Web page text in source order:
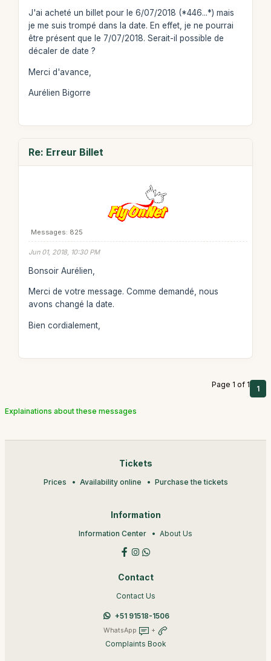
J'ai acheté un billet pour le 6/07/2018 (*446...*) mais
je me suis trompé dans la date. En effet, je ne pourrai
être présent que le 7/07/2018. Serait-il possible de
décaler de date ?
Merci d'avance,
Aurélien Bigorre
Re: Erreur Billet
Messages: 825
Jun 01, 2018, 10:30 PM
Bonsoir Aurélien,
Merci de votre message. Comme demandé, nous
avons changé la date.
Bien cordialement,
Page 1 of 1 1
Explainations about these messages
Tickets
Prices Availability online Purchase the tickets
Information
Information Center About Us
Contact
Contact Us
+51 91518-1506
WhatsApp +
Complaints Book